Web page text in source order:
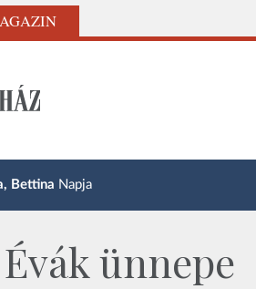
Bettina Napja
ünnepe